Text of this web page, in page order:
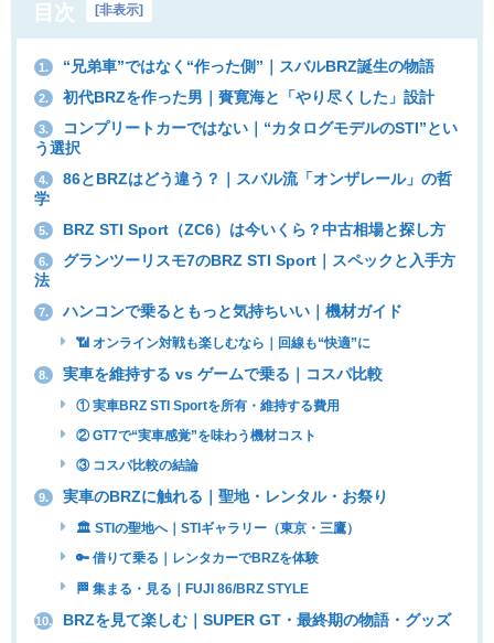
目次 [非表示]
1. “兄弟車”ではなく“作った側”｜スバルBRZ誕生の物語
2. 初代BRZを作った男｜賚寛海と「やり尽くした」設計
3.
コンプリートカーではない｜“カタログモデルのSTI”とい
う選択
4.
86とBRZはどう違う？｜スバル流「オンザレール」の哲
学
5. BRZ STI Sport（ZC6）は今いくら？中古相場と探し方
6.
グランツーリスモ7のBRZ STI Sport｜スペックと入手方
法
7. ハンコンで乗るともっと気持ちいい｜機材ガイド
📶 オンライン対戦も楽しむなら｜回線も“快適”に
8. 実車を維持する vs ゲームで乗る｜コスパ比較
① 実車BRZ STI Sportを所有・維持する費用
② GT7で“実車感覚”を味わう機材コスト
③ コスパ比較の結論
9. 実車のBRZに触れる｜聖地・レンタル・お祭り
🏛 STIの聖地へ｜STIギャラリー（東京・三鷹）
🔑 借りて乗る｜レンタカーでBRZを体験
🏁 集まる・見る｜FUJI 86/BRZ STYLE
10. BRZを見て楽しむ｜SUPER GT・最終期の物語・グッズ